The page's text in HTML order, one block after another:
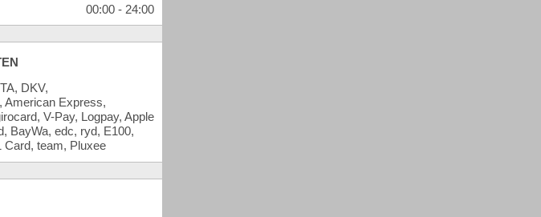
00:00 - 24:00
DKV,
American Express,
V-Pay, Logpay, Apple
BayWa, edc, ryd, E100,
Card, team, Pluxee